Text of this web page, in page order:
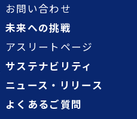
お問い合わせ
未来への挑戦
アスリートページ
サステナビリティ
ニュース・リリース
よくあるご質問